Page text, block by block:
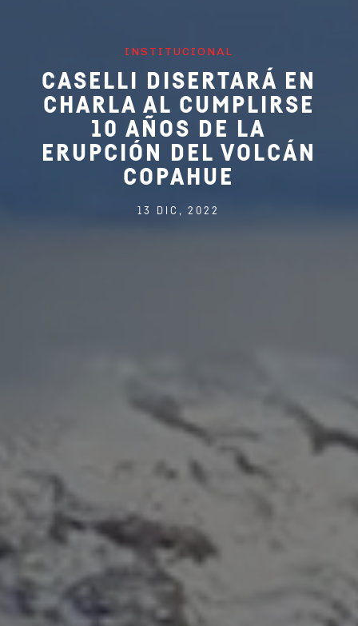
INSTITUCIONAL
CASELLI DISERTARÁ EN
CHARLA AL CUMPLIRSE
10 AÑOS DE LA
ERUPCIÓN DEL VOLCÁN
COPAHUE
13 DIC, 2022